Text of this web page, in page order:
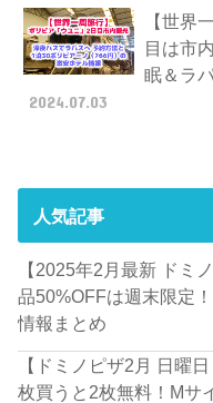
【世界
目は市
眠＆ラ
2024.07.03
人気記事
【2025年2月最新 ドミ
品50%OFFは週末限定
情報まとめ
【ドミノピザ2月 日曜
枚買うと2枚無料！Mサ